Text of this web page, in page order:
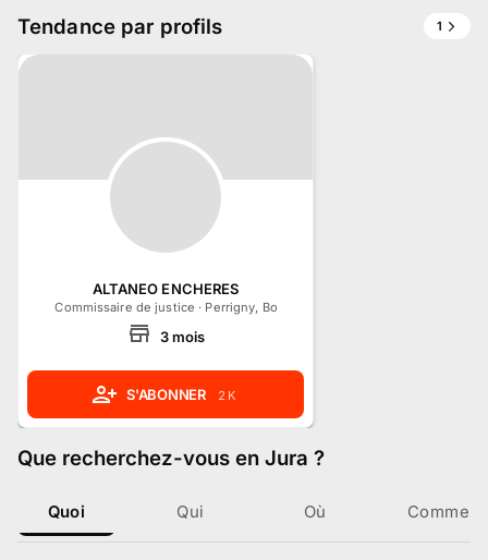
Tendance par profils 1
ALTANEO ENCHERES
Commissaire de justice · Perrigny, Bourgogne-Franche-Comté
3mois
S'ABONNER 2 K
Que recherchez-vous en Jura ?
Quoi Qui Où Comment